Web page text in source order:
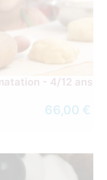
- 4/12 ans
66,00 €